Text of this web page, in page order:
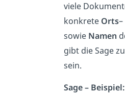
viele
konkrete Orts
sowie Namen
gibt die Sage
sein.
Sage – Beispiel: